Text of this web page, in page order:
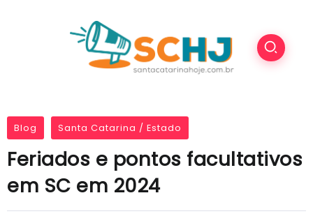
Blog Santa Catarina / Estado
Feriados e pontos facultativos
em SC em 2024